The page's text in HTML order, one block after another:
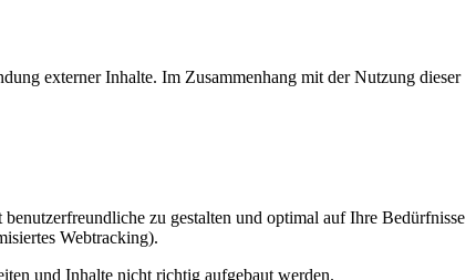
externer Inhalte. Im Zusammenhang mit der Nutzung dieser
zu gestalten und optimal auf Ihre Bedürfnisse
Webtracking).
und Inhalte nicht richtig aufgebaut werden.